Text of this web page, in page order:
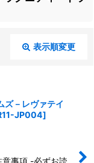
表示順変更
ズ－レヴァテイ
JP004]
意事項 -必ずお読